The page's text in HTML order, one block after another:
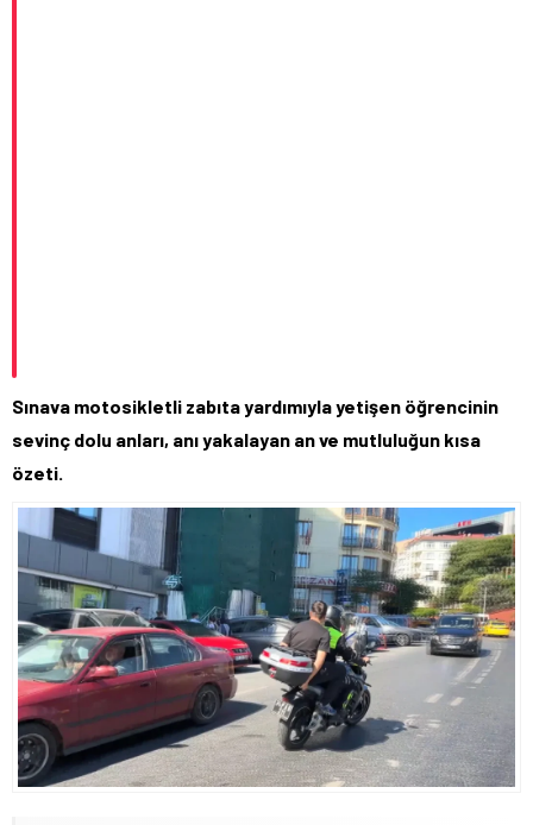
Sınava motosikletli zabıta yardımıyla yetişen öğrencinin
sevinç dolu anları, anı yakalayan an ve mutluluğun kısa
özeti.